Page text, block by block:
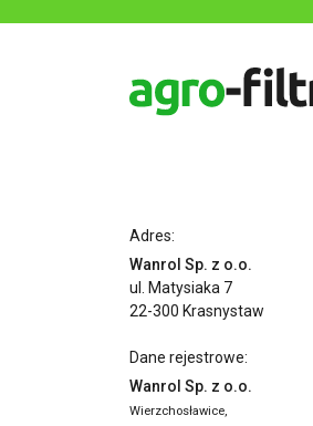
Adres:
Wanrol Sp. z o.o.
ul. Matysiaka 7
22-300 Krasnystaw
Dane rejestrowe:
Wanrol Sp. z o.o.
Wierzchosławice,